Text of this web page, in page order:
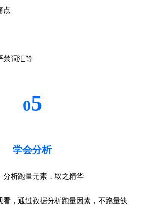
点
禁词汇等
05
学会分析
分析跑量元素，取之精华
看，通过数据分析跑量因素，不跑量缺